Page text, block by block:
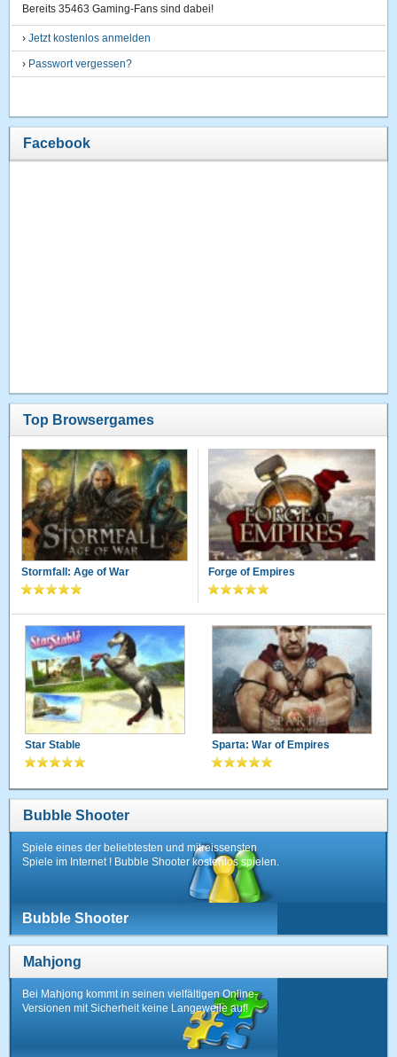
Bereits 35463 Gaming-Fans sind dabei!
›Jetzt kostenlos anmelden
› Passwort vergessen?
Facebook
Top Browsergames
Stormfall: Age of War Forge of Empires
Star Stable Sparta: War of Empires
Bubble Shooter
Spiele eines der beliebtesten und mitreissensten
Spiele im Internet ! Bubble Shooter kostenlos spielen.
Bubble Shooter
Mahjong
Bei Mahjong kommt in seinen vielfältigen Online-
Versionen mit Sicherheit keine Langeweile auf!